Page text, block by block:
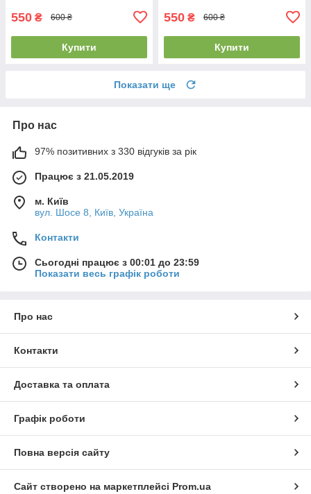
550 ₴ 600 ₴
Купити
550 ₴ 600 ₴
Купити
Показати ще
Про нас
97% позитивних з 330 відгуків за рік
Працює з 21.05.2019
м. Київ
вул. Шосе 8, Київ, Україна
Контакти
Сьогодні працює з 00:01 до 23:59
Показати весь графік роботи
Про нас
Контакти
Доставка та оплата
Графік роботи
Повна версія сайту
Сайт створено на маркетплейсі Prom.ua